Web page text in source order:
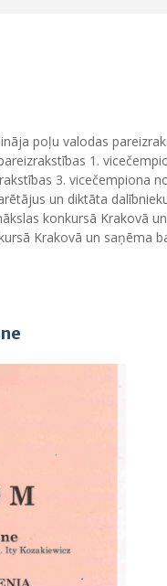
poļu valodas
1.
3. vicečempiona
un diktāta
konkursā Krakovā
Krakovā un saņēma